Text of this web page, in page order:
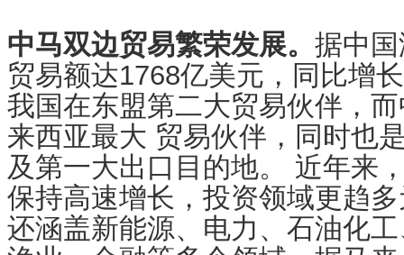
中马双边贸易繁荣发展。 据中
贸易额达1768亿美元，同比增
我国在东盟第二大贸易伙伴，
来西亚最大 贸易伙伴，同时也
及第一大出口目的地。 近年来
保持高速增长，投资领域更趋
还涵盖新能源、电力、石油化